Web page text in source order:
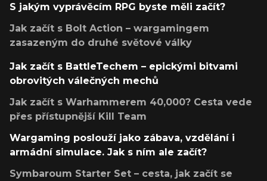
S jakým vyprávěcím RPG byste měli začít?
Jak začít s Bolt Action – wargamingem
zasazeným do druhé světové války
Jak začít s BattleTechem – epickými bitvami
obrovitých válečných mechů
Jak začít s Warhammerem 40,000? Cesta vede
přes přístupnější Kill Team
Wargaming poslouží jako zábava, vzdělání i
armádní simulace. Jak s ním ale začít?
Symbaroum Starter Set – cesta, jak začít se